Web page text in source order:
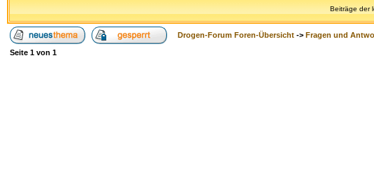
Beiträge der
Drogen-Forum Foren-Übersicht -> Fragen und
Seite 1 von 1